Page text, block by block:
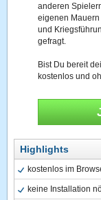
anderen
eigenen
und
gefragt.
Bist Du bereit
kostenlos und
Highlights
kostenlos im
keine Installation